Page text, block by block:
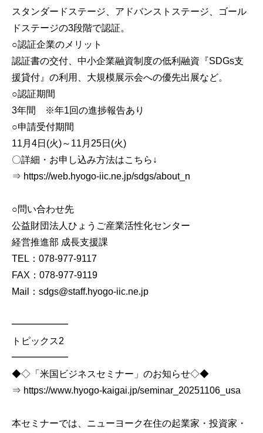
スタンダードステージ、アドバンストステージ、ゴール
ドステージの3段階で認証。
○認証企業のメリット
認証書の交付、中小企業融資制度の低利融資『SDGs支
援貸付』の利用、大規模展示会への優先出展など。
○認証期間
3年間 ※年1回の進捗報告あり
○申請受付期間
11月4日(火)～11月25日(火)
〇詳細・お申し込み方法はこちら↓
⇒ https://web.hyogo-iic.ne.jp/sdgs/about_n
○問い合わせ先
公益財団法人ひょうご産業活性化センター
経営推進部 成長支援課
TEL：078-977-9117
FAX：078-977-9119
Mail：sdgs@staff.hyogo-iic.ne.jp
━━━━━━
トピックス2
━━━━━━
◆◇「米国ビジネスセミナー」のお知らせ◇◆
⇒ https://www.hyogo-kaigai.jp/seminar_20251106_usa
本セミナーでは、ニューヨーク在住の起業家・投資家・